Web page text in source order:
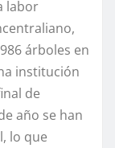
labor
árboles en
institución
de
año se han
lo que